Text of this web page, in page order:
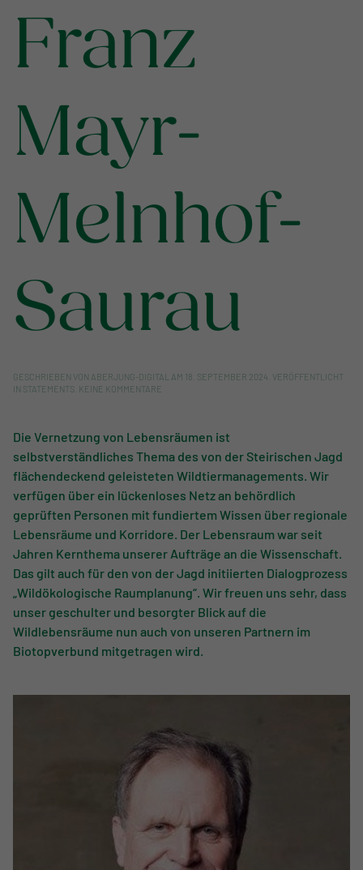
Franz
Mayr-
Melnhof-
Saurau
GESCHRIEBEN VON ABERJUNG-DIGITAL AM 18. SEPTEMBER 2024 . VERÖFFENTLICHT
IN STATEMENTS KEINE KOMMENTARE
SAURAU
Die Vernetzung von Lebensräumen ist
selbstverständliches Thema des von der Steirischen Jagd
flächendeckend geleisteten Wildtiermanagements. Wir
verfügen über ein lückenloses Netz an behördlich
geprüften Personen mit fundiertem Wissen über regionale
Lebensräume und Korridore. Der Lebensraum war seit
Jahren Kernthema unserer Aufträge an die Wissenschaft.
Das gilt auch für den von der Jagd initiierten Dialogprozess
„Wildökologische Raumplanung“. Wir freuen uns sehr, dass
unser geschulter und besorgter Blick auf die
Wildlebensräume nun auch von unseren Partnern im
Biotopverbund mitgetragen wird.